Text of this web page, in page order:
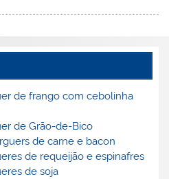
o
l
de frango com cebolinha
de Grão-de-Bico
de carne e bacon
de requeijão e espinafres
de soja